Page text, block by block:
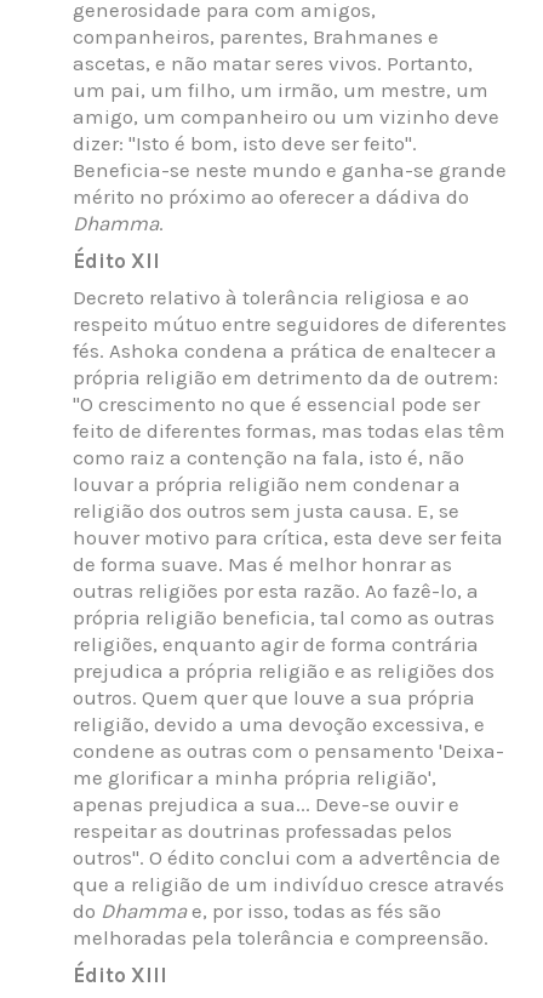
generosidade para com amigos,
companheiros, parentes, Brahmanes e
ascetas, e não matar seres vivos. Portanto,
um pai, um filho, um irmão, um mestre, um
amigo, um companheiro ou um vizinho deve
dizer: "Isto é bom, isto deve ser feito".
Beneficia-se neste mundo e ganha-se grande
mérito no próximo ao oferecer a dádiva do
Dhamma.
Édito XII
Decreto relativo à tolerância religiosa e ao
respeito mútuo entre seguidores de diferentes
fés. Ashoka condena a prática de enaltecer a
própria religião em detrimento da de outrem:
"O crescimento no que é essencial pode ser
feito de diferentes formas, mas todas elas têm
como raiz a contenção na fala, isto é, não
louvar a própria religião nem condenar a
religião dos outros sem justa causa. E, se
houver motivo para crítica, esta deve ser feita
de forma suave. Mas é melhor honrar as
outras religiões por esta razão. Ao fazê-lo, a
própria religião beneficia, tal como as outras
religiões, enquanto agir de forma contrária
prejudica a própria religião e as religiões dos
outros. Quem quer que louve a sua própria
religião, devido a uma devoção excessiva, e
condene as outras com o pensamento 'Deixa-
me glorificar a minha própria religião',
apenas prejudica a sua... Deve-se ouvir e
respeitar as doutrinas professadas pelos
outros". O édito conclui com a advertência de
que a religião de um indivíduo cresce através
do Dhammae, por isso, todas as fés são
melhoradas pela tolerância e compreensão.
Édito XIII